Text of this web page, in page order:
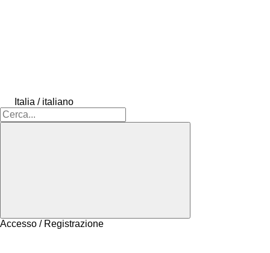
Italia / italiano
Accesso / Registrazione